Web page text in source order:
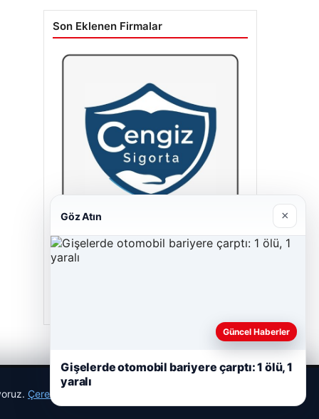
Son Eklenen Firmalar
Cengiz Sigorta
Çerez Politikamız
Göz Atın ×
Güncel Haberler
Gişelerde otomobil bariyere çarptı: 1 ölü, 1
yaralı